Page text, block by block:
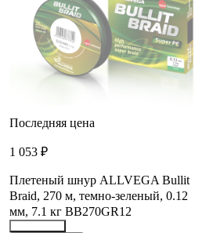
Последняя цена
1 053 ₽
Плетеный шнур ALLVEGA Bullit
Braid, 270 м, темно-зеленый, 0.12
мм, 7.1 кг BB270GR12